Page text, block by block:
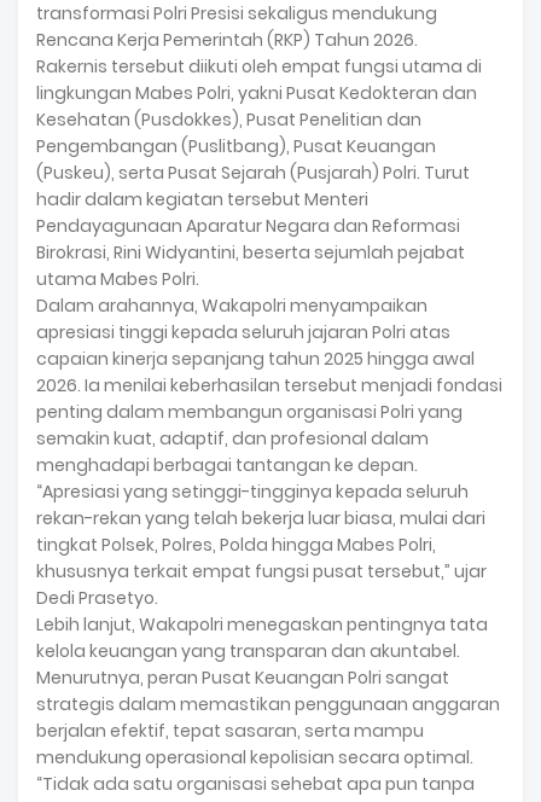
transformasi Polri Presisi sekaligus mendukung
Rencana Kerja Pemerintah (RKP) Tahun 2026.
Rakernis tersebut diikuti oleh empat fungsi utama di
lingkungan Mabes Polri, yakni Pusat Kedokteran dan
Kesehatan (Pusdokkes), Pusat Penelitian dan
Pengembangan (Puslitbang), Pusat Keuangan
(Puskeu), serta Pusat Sejarah (Pusjarah) Polri. Turut
hadir dalam kegiatan tersebut Menteri
Pendayagunaan Aparatur Negara dan Reformasi
Birokrasi, Rini Widyantini, beserta sejumlah pejabat
utama Mabes Polri.
Dalam arahannya, Wakapolri menyampaikan
apresiasi tinggi kepada seluruh jajaran Polri atas
capaian kinerja sepanjang tahun 2025 hingga awal
2026. Ia menilai keberhasilan tersebut menjadi fondasi
penting dalam membangun organisasi Polri yang
semakin kuat, adaptif, dan profesional dalam
menghadapi berbagai tantangan ke depan.
“Apresiasi yang setinggi-tingginya kepada seluruh
rekan-rekan yang telah bekerja luar biasa, mulai dari
tingkat Polsek, Polres, Polda hingga Mabes Polri,
khususnya terkait empat fungsi pusat tersebut,” ujar
Dedi Prasetyo.
Lebih lanjut, Wakapolri menegaskan pentingnya tata
kelola keuangan yang transparan dan akuntabel.
Menurutnya, peran Pusat Keuangan Polri sangat
strategis dalam memastikan penggunaan anggaran
berjalan efektif, tepat sasaran, serta mampu
mendukung operasional kepolisian secara optimal.
“Tidak ada satu organisasi sehebat apa pun tanpa